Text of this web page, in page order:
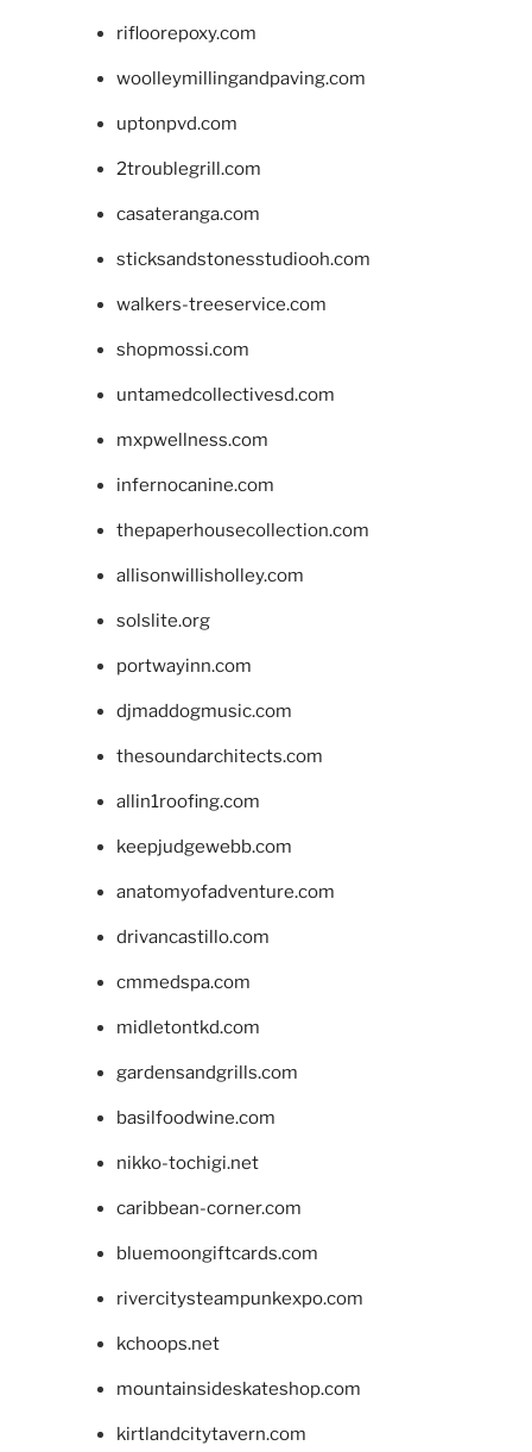
rifloorepoxy.com
woolleymillingandpaving.com
uptonpvd.com
2troublegrill.com
casateranga.com
sticksandstonesstudiooh.com
walkers-treeservice.com
shopmossi.com
untamedcollectivesd.com
mxpwellness.com
infernocanine.com
thepaperhousecollection.com
allisonwillisholley.com
solslite.org
portwayinn.com
djmaddogmusic.com
thesoundarchitects.com
allin1roofing.com
keepjudgewebb.com
anatomyofadventure.com
drivancastillo.com
cmmedspa.com
midletontkd.com
gardensandgrills.com
basilfoodwine.com
nikko-tochigi.net
caribbean-corner.com
bluemoongiftcards.com
rivercitysteampunkexpo.com
kchoops.net
mountainsideskateshop.com
kirtlandcitytavern.com